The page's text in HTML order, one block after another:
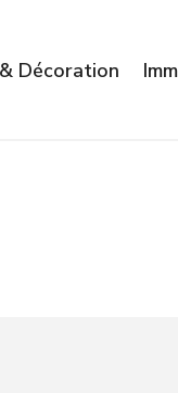
Décoration